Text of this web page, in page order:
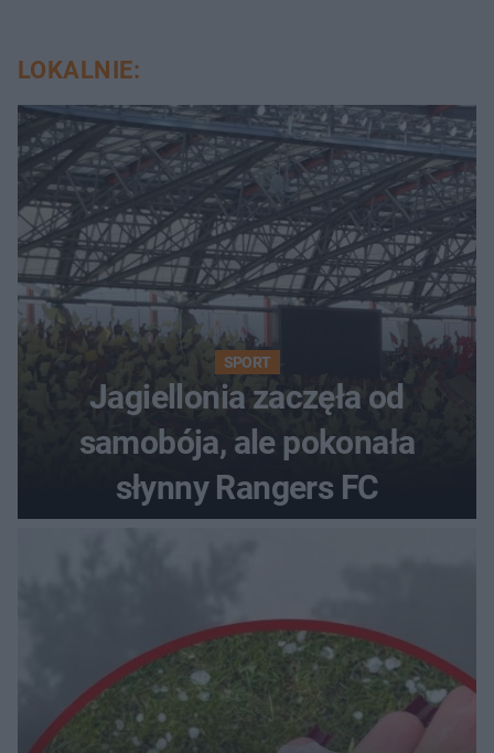
LOKALNIE:
SPORT
Jagiellonia zaczęła od
samobója, ale pokonała
słynny Rangers FC